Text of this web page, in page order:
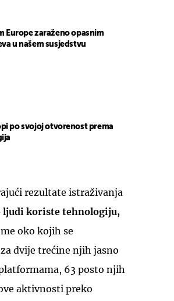
Europe zaraženo opasnim
u našem susjedstvu
po svojoj otvorenost prema
rezultate istraživanja
ljudi koriste tehnologiju,
oko kojih se
dvije trećine njih jasno
63 posto njih
aktivnosti preko